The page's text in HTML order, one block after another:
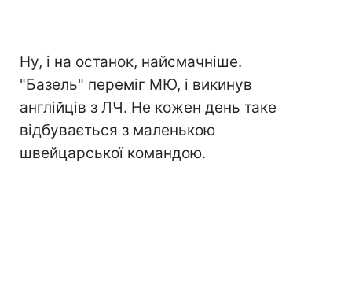
Ну, і на останок, найсмачніше.
"Базель" переміг МЮ, і викинув
англійців з ЛЧ. Не кожен день таке
відбувається з маленькою
швейцарської командою.